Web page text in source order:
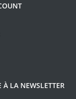
À LA NEWSLETTER